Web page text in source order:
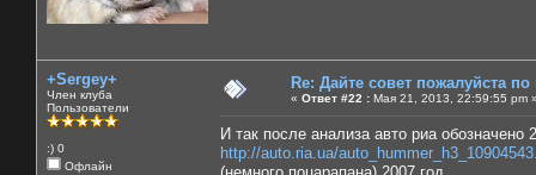
+Sergey+
Член клуба
Пользователи
:) 0
Офлайн
Re: Дайте совет пожалуйста
« Ответ #22 : Мая 21, 2013, 22:59:55 pm
И так после анализа авто риа обозначено
http://auto.ria.ua/